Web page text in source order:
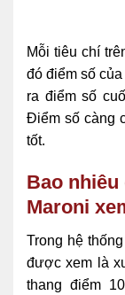
Mỗi tiêu chí
đó điểm số
ra điểm số
Điểm số càng
tốt.
Bao
Maroni
Trong hệ
được xem là
thang điểm